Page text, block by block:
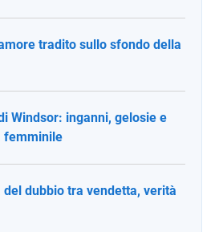
tradito sullo sfondo della
Windsor: inganni, gelosie e
femminile
dubbio tra vendetta, verità